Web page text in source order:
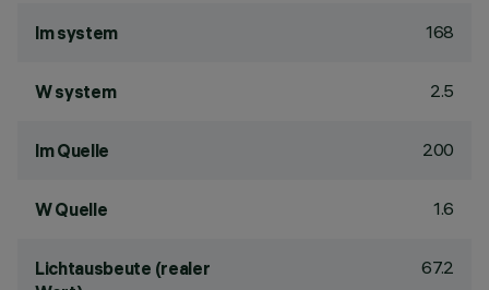
lm system 168
W system 2.5
lm Quelle 200
W Quelle 1.6
Lichtausbeute (realer
67.2